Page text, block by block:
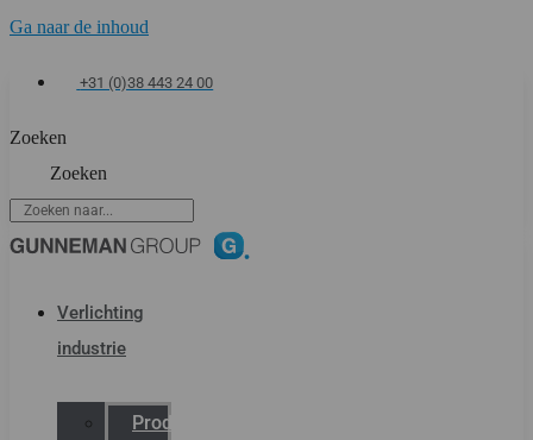
Ga naar de inhoud
+31 (0)38 443 24 00
Zoeken
Zoeken
Verlichting
industrie
Productcatalogus